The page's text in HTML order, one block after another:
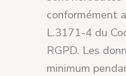
conformément
L.3171-4 du
RGPD. Les
minimum